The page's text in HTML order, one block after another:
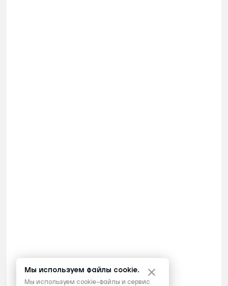
Мы используем файлы cookie.
Мы используем cookie-файлы и сервис